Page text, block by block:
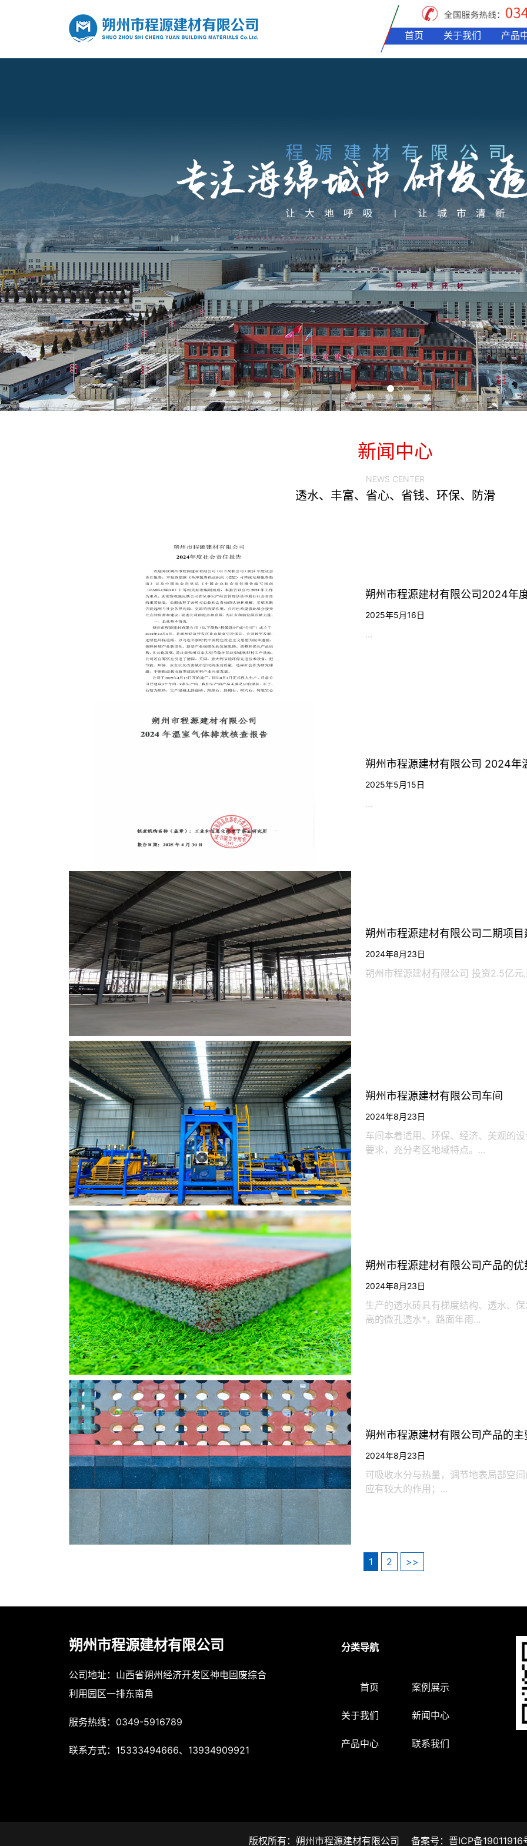
首页 关于我们 产品
新闻中心
NEWS CENTER
透水、丰富、省心、省钱、环保、防滑
朔州市程源建材有限公司2024年
2025年5月16日
...
朔州市程源建材有限公司 2024年
2025年5月15日
...
朔州市程源建材有限公司二期项目
2024年8月23日
朔州市程源建材有限公司 投资2.5亿元
朔州市程源建材有限公司车间
2024年8月23日
车间本着适用、环保、经济、美观的
要求，充分考区地域特点。...
朔州市程源建材有限公司产品的优
2024年8月23日
生产的透水砖具有梯度结构、透水、
高的微孔透水*，路面年雨...
朔州市程源建材有限公司产品的主
2024年8月23日
可吸收水分与热量，调节地表局部空
应有较大的作用；...
1 2 >>
朔州市程源建材有限公司
公司地址：山西省朔州经济开发区神电固废综合
利用园区一排东南角
服务热线：0349-5916789
联系方式：15333494666、13934909921
分类导航
首页
关于我们
产品中心
案例展示
新闻中心
联系我们
版权所有：朔州市程源建材有限公司 备案号：晋ICP备19011916